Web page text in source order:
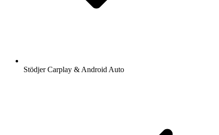
Stödjer Carplay & Android Auto